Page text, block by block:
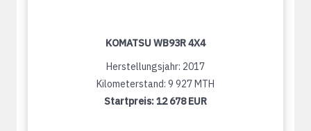
KOMATSU WB93R 4X4
Herstellungsjahr: 2017
Kilometerstand: 9 927 MTH
Startpreis:12 678 EUR